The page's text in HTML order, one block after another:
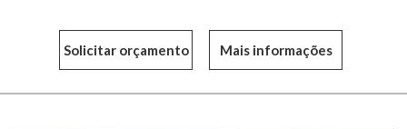
Mais informações